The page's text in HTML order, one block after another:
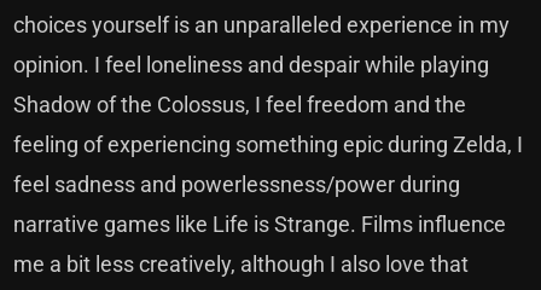
choices yourself is an unparalleled experience in my
opinion. I feel loneliness and despair while playing
Shadow of the Colossus, I feel freedom and the
feeling of experiencing something epic during Zelda, I
feel sadness and powerlessness/power during
narrative games like Life is Strange. Films influence
me a bit less creatively, although I also love that